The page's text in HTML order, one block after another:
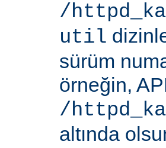
/
util
sürüm
örneğin,
/
altında